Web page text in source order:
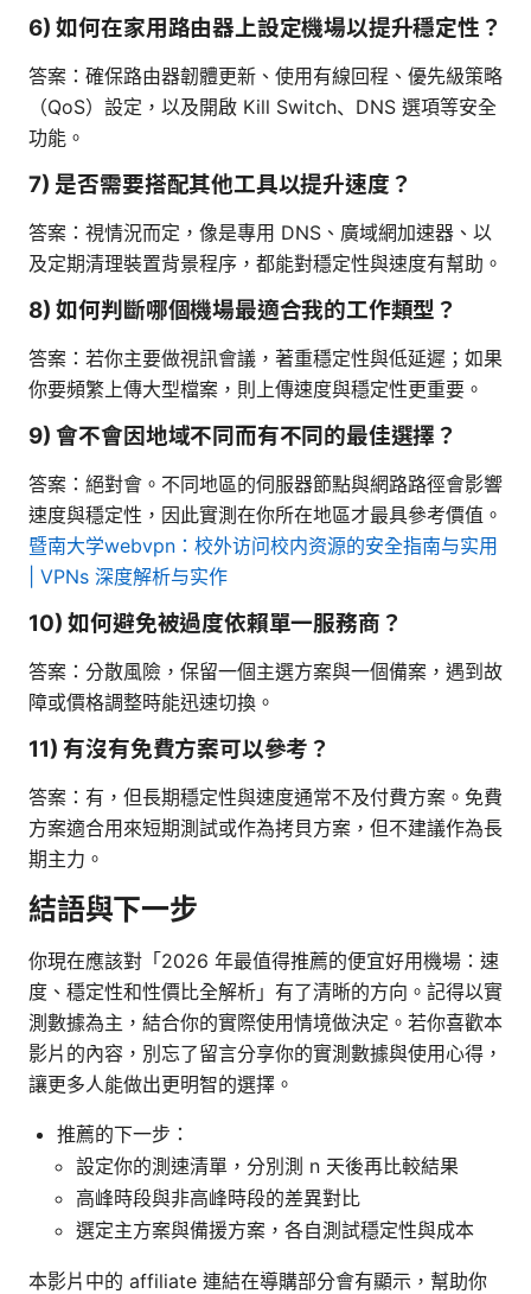
6) 如何在家用路由器上設定機場以提升穩定性？
答案：確保路由器韌體更新、使用有線回程、優先級策略
（QoS）設定，以及開啟 Kill Switch、DNS 選項等安全
功能。
7) 是否需要搭配其他工具以提升速度？
答案：視情況而定，像是專用 DNS、廣域網加速器、以
及定期清理裝置背景程序，都能對穩定性與速度有幫助。
8) 如何判斷哪個機場最適合我的工作類型？
答案：若你主要做視訊會議，著重穩定性與低延遲；如果
你要頻繁上傳大型檔案，則上傳速度與穩定性更重要。
9) 會不會因地域不同而有不同的最佳選擇？
答案：絕對會。不同地區的伺服器節點與網路路徑會影響
速度與穩定性，因此實測在你所在地區才最具參考價值。
暨南大学webvpn：校外访问校内资源的安全指南与实用
| VPNs 深度解析与实作
10) 如何避免被過度依賴單一服務商？
答案：分散風險，保留一個主選方案與一個備案，遇到故
障或價格調整時能迅速切換。
11) 有沒有免費方案可以參考？
答案：有，但長期穩定性與速度通常不及付費方案。免費
方案適合用來短期測試或作為拷貝方案，但不建議作為長
期主力。
結語與下一步
你現在應該對「2026 年最值得推薦的便宜好用機場：速
度、穩定性和性價比全解析」有了清晰的方向。記得以實
測數據為主，結合你的實際使用情境做決定。若你喜歡本
影片的內容，別忘了留言分享你的實測數據與使用心得，
讓更多人能做出更明智的選擇。
推薦的下一步：
設定你的測速清單，分別測 n 天後再比較結果
高峰時段與非高峰時段的差異對比
選定主方案與備援方案，各自測試穩定性與成本
本影片中的 affiliate 連結在導購部分會有顯示，幫助你